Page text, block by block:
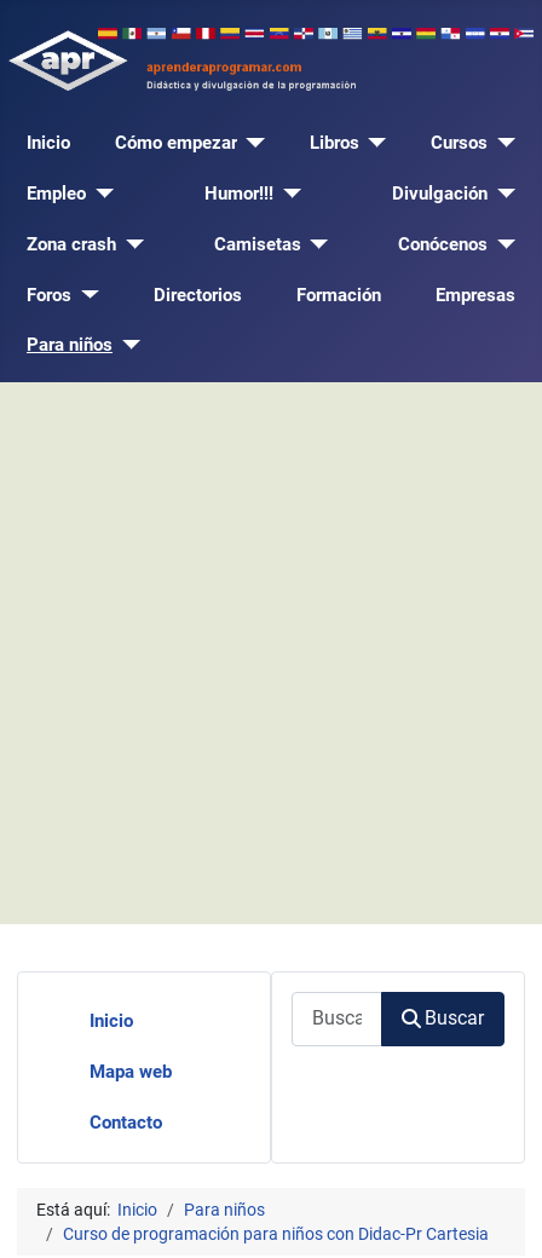
Inicio Cómo empezar Libros Cursos
Empleo Humor!!! Divulgación
Zona crash Camisetas Conócenos
Foros Directorios Formación Empresas
Para niños
Inicio
Mapa web
Contacto
Buscar
Está aquí: Inicio
Para niños
Curso de programación para niños con Didac-Pr Cartesia